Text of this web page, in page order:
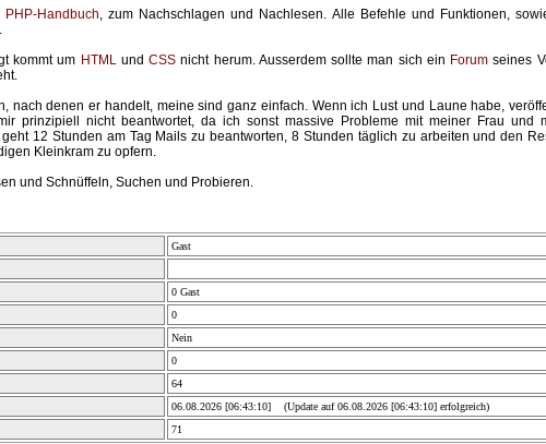
PHP-Handbuch , zum Nachschlagen und Nachlesen. Alle Befehle und Funktionen,
kommt um HTML undCSS nicht herum. Ausserdem sollte man sich ein Forum seines
nach denen er handelt, meine sind ganz einfach. Wenn ich Lust und Laune habe,
prinzipiell nicht beantwortet, da ich sonst massive Probleme mit meiner Frau und
12 Stunden am Tag Mails zu beantworten, 8 Stunden täglich zu arbeiten und den
Kleinkram zu opfern.
und Schnüffeln, Suchen und Probieren.
Gast
0 Gast
0
Nein
0
64
06.08.2026 [06:43:10] (Update auf 06.08.2026 [06:43:10] erfolgreich)
71